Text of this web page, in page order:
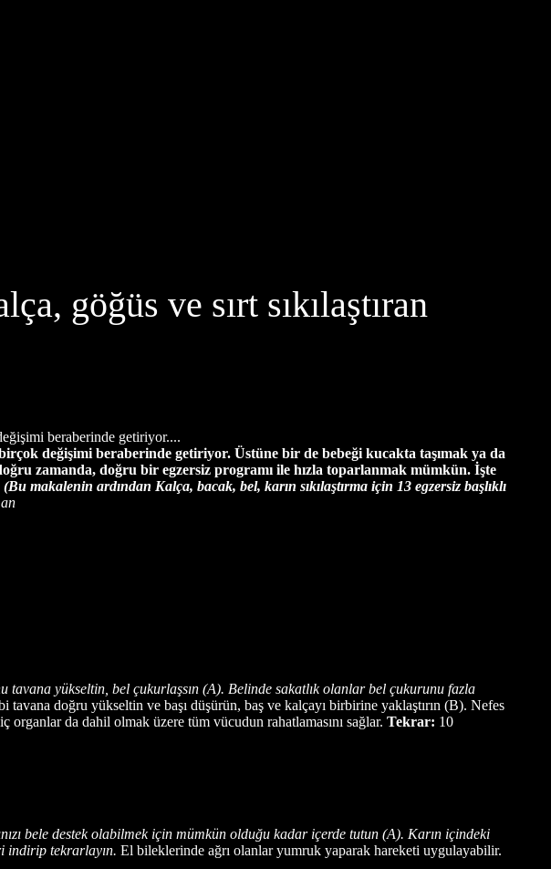
göğüs ve sırt sıkılaştıran
beraberinde getiriyor....
değişimi beraberinde getiriyor. Üstüne bir de bebeği kucakta taşımak ya da
zamanda, doğru bir egzersiz programı ile hızla toparlanmak mümkün. İşte
(Bu makalenin ardından Kalça, bacak, bel, karın sıkılaştırma için 13 egzersiz başlıklı
yükseltin, bel çukurlaşsın (A). Belinde sakatlık olanlar bel çukurunu fazla
tavana doğru yükseltin ve başı düşürün, baş ve kalçayı birbirine yaklaştırın (B). Nefes
organlar da dahil olmak üzere tüm vücudun rahatlamasını sağlar. Tekrar: 10
bele destek olabilmek için mümkün olduğu kadar içerde tutun (A). Karın içindeki
indirip tekrarlayın. El bileklerinde ağrı olanlar yumruk yaparak hareketi uygulayabilir.